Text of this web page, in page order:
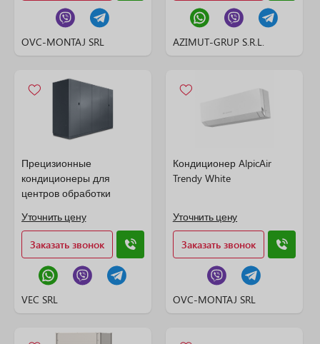
OVC-MONTAJ SRL AZIMUT-GRUP S.R.L.
Прецизионные
кондиционеры для
центров обработки
Уточнить цену
Заказать звонок
VEC SRL
Кондиционер AlpicAir
Trendy White
Уточнить цену
Заказать звонок
OVC-MONTAJ SRL